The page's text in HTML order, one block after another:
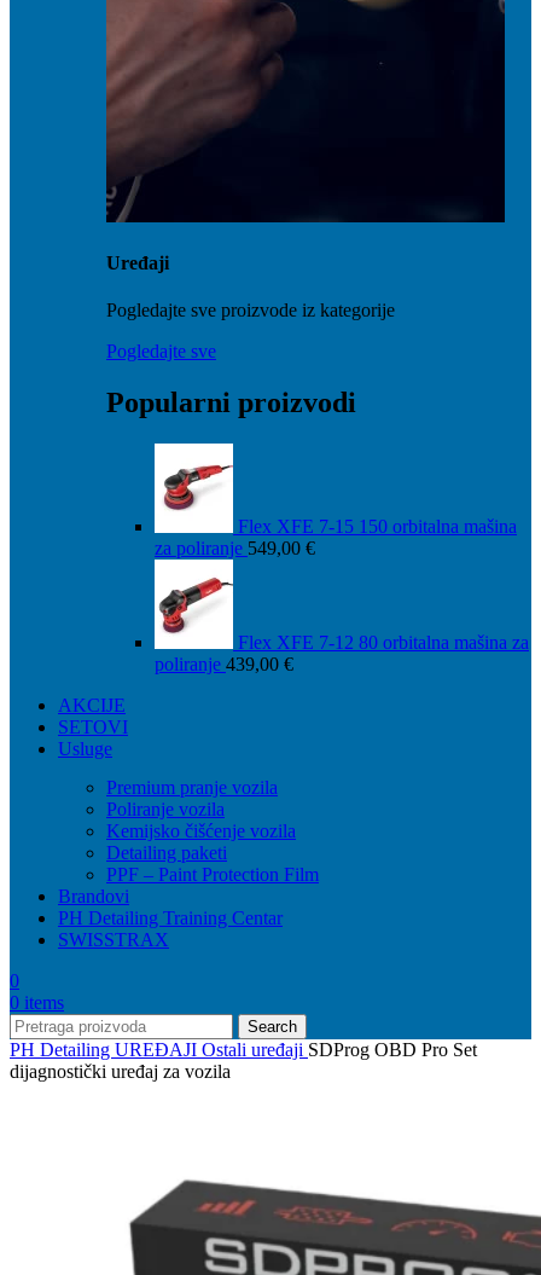
Uređaji
Pogledajte sve proizvode iz kategorije
Pogledajte sve
Popularni proizvodi
Flex XFE 7-15 150 orbitalna mašina
za poliranje 549,00 €
Flex XFE 7-12 80 orbitalna mašina za
poliranje 439,00 €
AKCIJE
SETOVI
Usluge
Premium pranje vozila
Poliranje vozila
Kemijsko čišćenje vozila
Detailing paketi
PPF – Paint Protection Film
Brandovi
PH Detailing Training Centar
SWISSTRAX
0
0 items
Search
PH Detailing UREĐAJI Ostali uređaji SDProg OBD Pro Set
dijagnostički uređaj za vozila